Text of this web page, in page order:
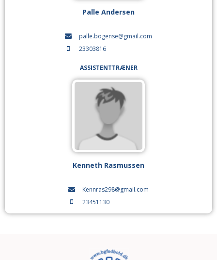
Palle Andersen
palle.bogense@gmail.com
23303816
ASSISTENTTRÆNER
Kenneth Rasmussen
Kennras298@gmail.com
23451130